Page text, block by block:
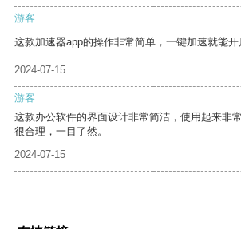
游客
这款加速器app的操作非常简单，一键加速就能开
2024-07-15
游客
这款办公软件的界面设计非常简洁，使用起来非
很合理，一目了然。
2024-07-15